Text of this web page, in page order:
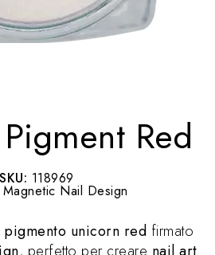
Red
SKU: 118969
Magnetic Nail Design
pigmento unicorn red firmato